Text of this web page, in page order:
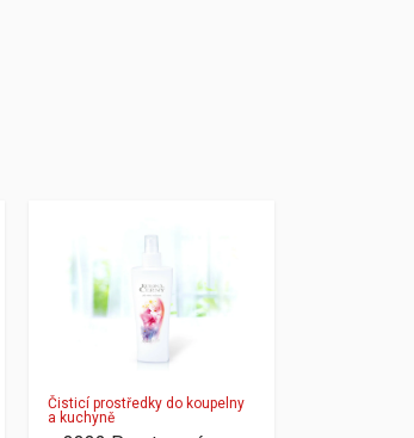
Čisticí prostředky do koupelny
a kuchyně